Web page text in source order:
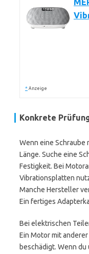
* Anzeige
Konkrete
Wenn eine Schraube
Länge. Suche eine
Festigkeit. Bei
Vibrationsplatten
Manche Hersteller
Ein fertiges
Bei elektrischen
Ein Motor mit
beschädigt. Wenn